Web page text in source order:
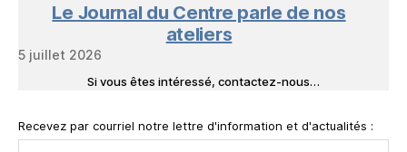
Le Journal du Centre parle de nos
ateliers
5 juillet 2026
Si vous êtes intéressé, contactez-nous…
Recevez par courriel notre lettre d'information et d'actualités :